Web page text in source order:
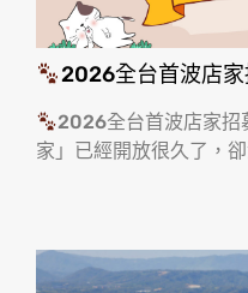
2026全台首波店
2026全台首波店家招
家」已經開放很久了，